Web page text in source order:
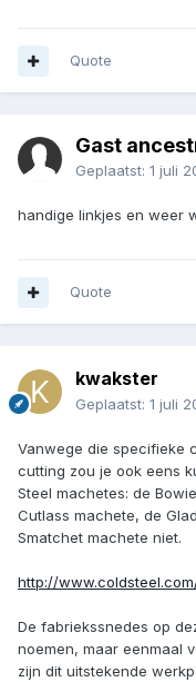
Quote
Gast
Geplaatst: 1 juli
handige linkjes en weer
Quote
kwakster
Geplaatst: 1 juli
Vanwege die specifieke
cutting zou je ook eens
Steel machetes: de
Cutlass machete, de
Smatchet machete niet.
http://
De fabriekssnedes op
noemen, maar eenmaal
zijn dit uitstekende